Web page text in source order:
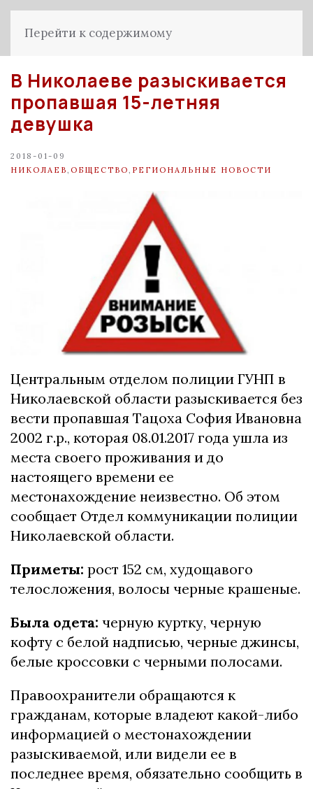
Перейти к содержимому
В Николаеве разыскивается
пропавшая 15-летняя
девушка
2018-01-09
НИКОЛАЕВ ОБЩЕСТВО РЕГИОНАЛЬНЫЕ НОВОСТИ
Центральным отделом полиции ГУНП в
Николаевской области разыскивается без
вести пропавшая Тацоха София Ивановна
2002 г.р., которая 08.01.2017 года ушла из
места своего проживания и до
настоящего времени ее
местонахождение неизвестно. Об этом
сообщает Отдел коммуникации полиции
Николаевской области.
Приметы: рост 152 см, худощавого
телосложения, волосы черные крашеные.
Была одета: черную куртку, черную
кофту с белой надписью, черные джинсы,
белые кроссовки с черными полосами.
Правоохранители обращаются к
гражданам, которые владеют какой-либо
информацией о местонахождении
разыскиваемой, или видели ее в
последнее время, обязательно сообщить в